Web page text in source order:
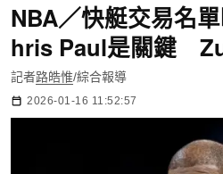
NBA／快艇交易名
hris Paul是關鍵
記者路皓惟/綜合報導
2026-01-16 11:52:57